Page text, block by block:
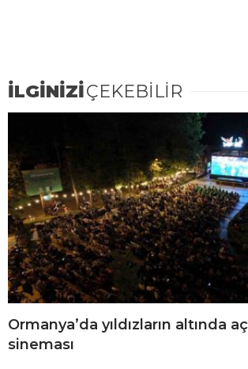
İLGİNİZİÇEKEBİLİR
Ormanya’da yıldızların altında
sineması